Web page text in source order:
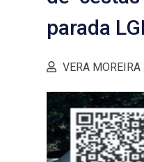
parada
VERA MOREIRA